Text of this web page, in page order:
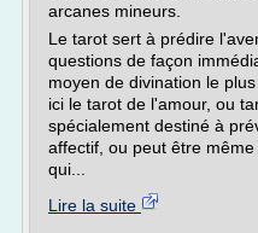
arcanes mineurs.
Le tarot sert à prédire
questions de façon
moyen de divination le
ici le tarot de l'amour, ou
spécialement destiné à
affectif, ou peut être
qui...
Lire la suite